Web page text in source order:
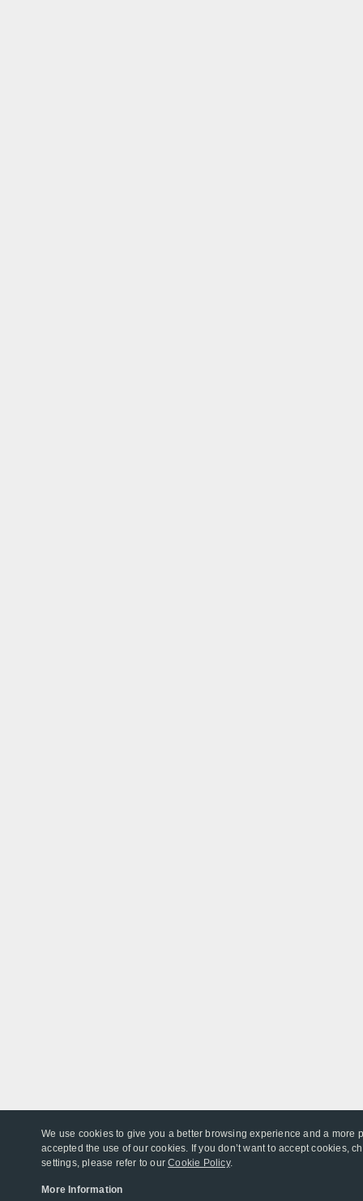
We use cookies to give you a better browsing experience and a
accepted the use of our cookies. If you don’t want to accept cookies,
settings, please refer to ourCookie Policy.
More Information